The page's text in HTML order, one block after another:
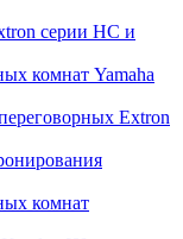
серии HC и
комнат Yamaha
Extron
комнат